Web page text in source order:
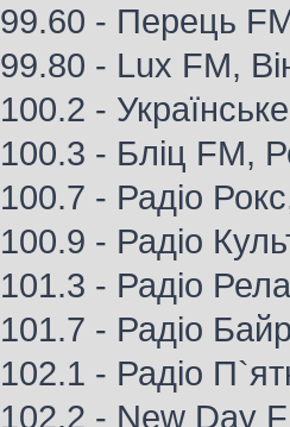
99.60 - Перець
99.80 - Lux FM,
100.2 -
100.3 - Бліц FM,
100.7 - Радіо
100.9 - Радіо
101.3 - Радіо
101.7 - Радіо
102.1 - Радіо
102.2 - New Day